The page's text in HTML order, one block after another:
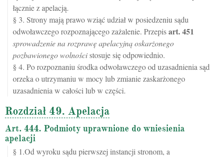
łącznie z apelacją.
§ 3. Strony mają prawo wziąć udział w posiedzeniu sądu
odwoławczego rozpoznającego zażalenie. Przepisart.451
sprowadzenie na rozprawę apelacyjną oskarżonego
pozbawionego wolnościstosuje się odpowiednio.
§ 4. Po rozpoznaniu środka odwoławczego od uzasadnienia sąd
orzeka o utrzymaniu w mocy lub zmianie zaskarżonego
uzasadnienia w całości lub w części.
Rozdział 49. Apelacja
Art. 444. Podmioty uprawnione do wniesienia
apelacji
§ 1.Od wyroku sądu pierwszej instancji stronom, a